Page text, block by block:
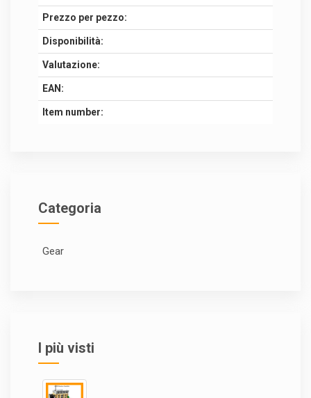
Prezzo per pezzo:
Disponibilità:
Valutazione:
EAN:
Item number:
Categoria
Gear
I più visti